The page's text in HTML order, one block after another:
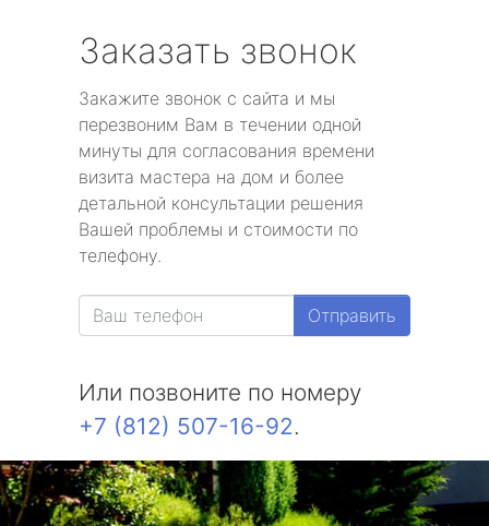
Заказать звонок
Закажите звонок с сайта и мы
перезвоним Вам в течении одной
минуты для согласования времени
визита мастера на дом и более
детальной консультации решения
Вашей проблемы и стоимости по
телефону.
Отправить
Или позвоните по номеру
+7 (812) 507-16-92.